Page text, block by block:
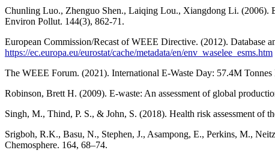
Chunling Luo., Zhenguo Shen., Laiqing Lou., Xiangdong Li. (2006).
Environ Pollut. 144(3), 862-71.
European Commission/Recast of WEEE Directive. (2012).
https://ec.europa.eu/eurostat/cache/metadata/en/env_waselee_esms.htm
The WEEE Forum. (2021). International E-Waste Day: 57.4M
Robinson, Brett H. (2009). E-waste: An assessment of global
Singh, M., Thind, P. S., & John, S. (2018). Health risk assessment of
Srigboh, R.K., Basu, N., Stephen, J., Asampong, E., Perkins, M.,
Chemosphere. 164, 68–74.